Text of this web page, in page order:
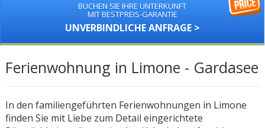
BUCHEN SIE IHRE UNTERKUNFT
MIT BESTPREIS-GARANTIE
UNVERBINDLICHE ANFRAGE >
Ferienwohnung in Limone - Gardasee
In den familiengeführten Ferienwohnungen in Limone
finden Sie mit Liebe zum Detail eingerichtete